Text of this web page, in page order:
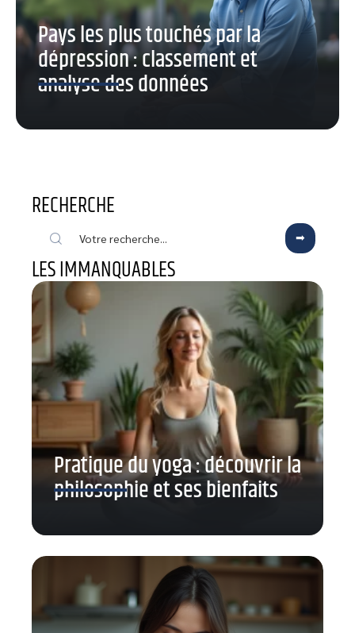
Pays les plus touchés par la
dépression : classement et
analyse des données
RECHERCHE
LES IMMANQUABLES
Pratique du yoga : découvrir la
philosophie et ses bienfaits